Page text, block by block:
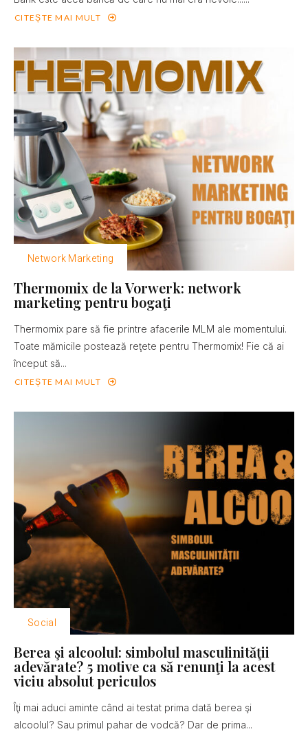
CITEȘTE MAI MULT
Network Marketing
Thermomix de la Vorwerk: network
marketing pentru bogaţi
Thermomix pare să fie printre afacerile MLM ale momentului.
Toate mămicile postează reţete pentru Thermomix! Fie că ai
început să...
CITEȘTE MAI MULT
Social
Berea şi alcoolul: simbolul masculinităţii
adevărate? 5 motive ca să renunţi la acest
viciu absolut periculos
Îţi mai aduci aminte când ai testat prima dată berea şi
alcoolul? Sau primul pahar de vodcă? Dar de prima...